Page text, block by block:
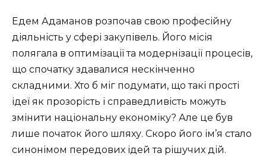
Едем Адаманов розпочав свою професійну
діяльність у сфері закупівель. Його місія
полягала в оптимізації та модернізації процесів,
що спочатку здавалися нескінченно
складними. Хто б міг подумати, що такі прості
ідеї як прозорість і справедливість можуть
змінити національну економіку? Але це був
лише початок його шляху. Скоро його ім’я стало
синонімом передових ідей та рішучих дій.